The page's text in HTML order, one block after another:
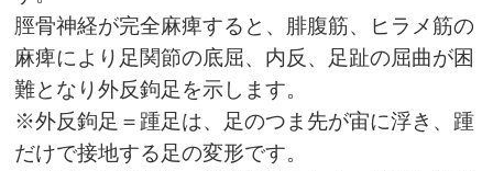
脛骨神経が完全麻痺すると、腓腹筋、ヒラメ筋の
麻痺により足関節の底屈、内反、足趾の屈曲が困
難となり外反鉤足を示します。
※外反鉤足＝踵足は、足のつま先が宙に浮き、踵
だけで接地する足の変形です。